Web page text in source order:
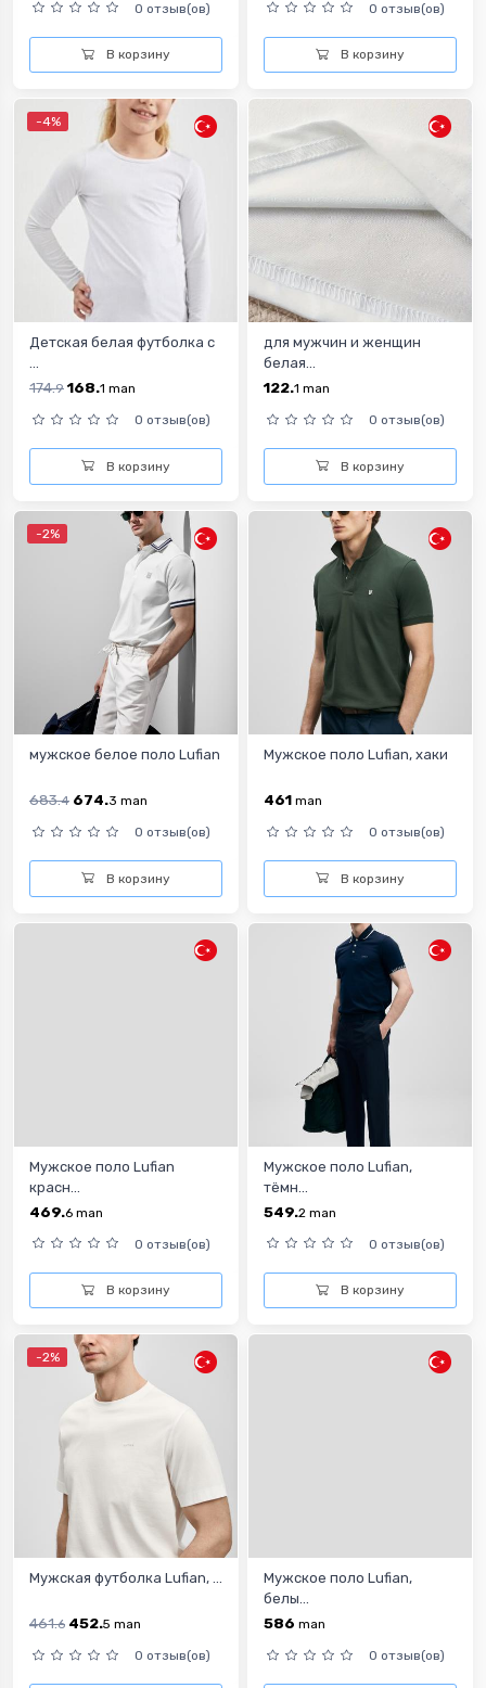
0 отзыв(ов)
В корзину
0 отзыв(ов)
В корзину
-4%
Детская белая футболка с
...
174.9 168.1 man
0 отзыв(ов)
В корзину
для мужчин и женщин
белая...
122.1 man
0 отзыв(ов)
В корзину
-2%
мужское белое поло Lufian
683.4 674.3 man
0 отзыв(ов)
В корзину
Мужское поло Lufian, хаки
461 man
0 отзыв(ов)
В корзину
Мужское поло Lufian
красн...
469.6 man
0 отзыв(ов)
В корзину
Мужское поло Lufian,
тёмн...
549.2 man
0 отзыв(ов)
В корзину
-2%
Мужская футболка Lufian, ...
461.6 452.5 man
0 отзыв(ов)
Мужское поло Lufian,
белы...
586 man
0 отзыв(ов)